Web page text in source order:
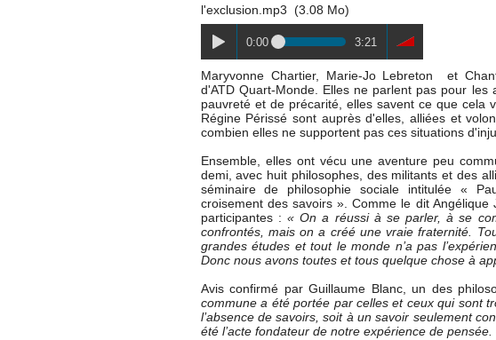
l'exclusion.mp3 (3.08 Mo)
0:00 3:21
Maryvonne Chartier, Marie-Jo Lebreton et
d'ATD Quart-Monde. Elles ne parlent pas pour les
pauvreté et de précarité, elles savent ce que cela
Régine Périssé sont auprès d'elles, alliées et
combien elles ne supportent pas ces situations
Ensemble, elles ont vécu une aventure peu
demi, avec huit philosophes, des militants et des
séminaire de philosophie sociale intitulée «
croisement des savoirs ». Comme le dit Angélique
participantes : « On a réussi à se parler, à se
confrontés, mais on a créé une vraie fraternité.
grandes études et tout le monde n’a pas
Donc nous avons toutes et tous quelque chose à
Avis confirmé par Guillaume Blanc, un des
commune a été portée par celles et ceux qui sont
l’absence de savoirs, soit à un savoir seulement
été l’acte fondateur de notre expérience de pensée.